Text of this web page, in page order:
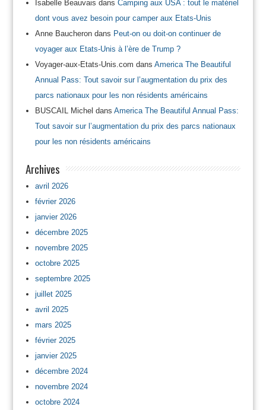
Isabelle Beauvais dans Camping aux USA : tout le matériel
dont vous avez besoin pour camper aux Etats-Unis
Anne Baucherondans Peut-on ou doit-on continuer de
voyager aux Etats-Unis à l’ère de Trump ?
Voyager-aux-Etats-Unis.com dans America The Beautiful
Annual Pass: Tout savoir sur l’augmentation du prix des
parcs nationaux pour les non résidents américains
BUSCAIL Michel dans America The Beautiful Annual Pass:
Tout savoir sur l’augmentation du prix des parcs nationaux
pour les non résidents américains
Archives
avril 2026
février 2026
janvier 2026
décembre 2025
novembre 2025
octobre 2025
septembre 2025
juillet 2025
avril 2025
mars 2025
février 2025
janvier 2025
décembre 2024
novembre 2024
octobre 2024